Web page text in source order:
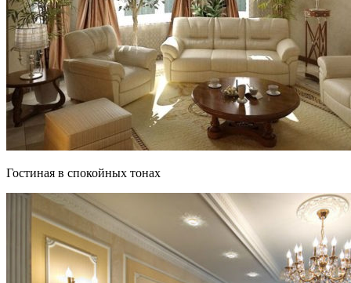
Гостиная в спокойных тонах